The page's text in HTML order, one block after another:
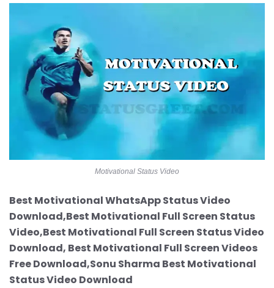
Motivational Status Video
Best Motivational WhatsApp Status Video
Download,Best Motivational Full Screen Status
Video,Best Motivational Full Screen Status Video
Download, Best Motivational Full Screen Videos
Free Download,Sonu Sharma Best Motivational
Status Video Download